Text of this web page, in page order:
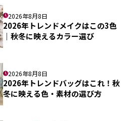
2026年8月8日
2026年トレンドメイクはこの3色
｜秋冬に映えるカラー選び
2026年8月8日
2026年トレンドバッグはこれ！秋
冬に映える色・素材の選び方